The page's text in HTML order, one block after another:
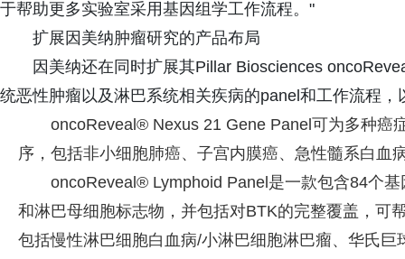
于帮助更多实验室采用基因组学工作流程。"
扩展因美纳肿瘤研究的产品布局
因美纳还在同时扩展其Pillar Biosciences
统恶性肿瘤以及淋巴系统相关疾病的panel和工作流程
oncoReveal® Nexus 21 Gene Panel可为多种癌
序，包括非小细胞肺癌、子宫内膜癌、急性髓系白血
oncoReveal® Lymphoid Panel是一款包含84个
和淋巴母细胞标志物，并包括对BTK的完整覆盖，可
包括慢性淋巴细胞白血病/小淋巴细胞淋巴瘤、华氏